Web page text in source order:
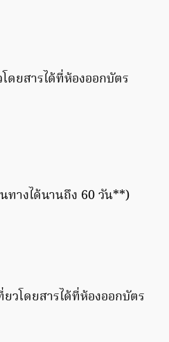
ดยสารได้ที่ห้องออกบัตร
ทางได้นานถึง 60 วัน**)
วโดยสารได้ที่ห้องออกบัตร